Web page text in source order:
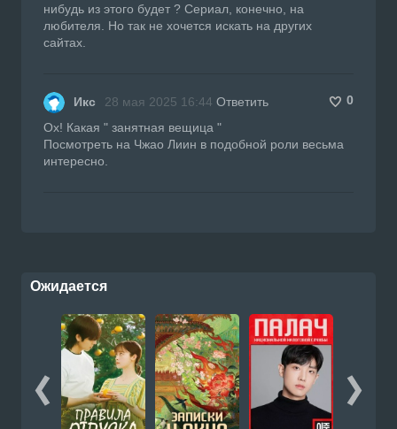
нибудь из этого будет ? Сериал, конечно, на
любителя. Но так не хочется искать на других
сайтах.
Икс 28 мая 2025 16:44 Ответить
0
Ох! Какая " занятная вещица "
Посмотреть на Чжао Лиин в подобной роли весьма
интересно.
Ожидается